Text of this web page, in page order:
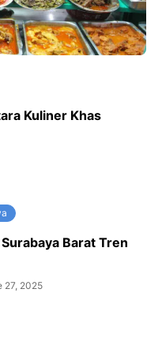
Kuliner Khas
Barat Tren
27, 2025